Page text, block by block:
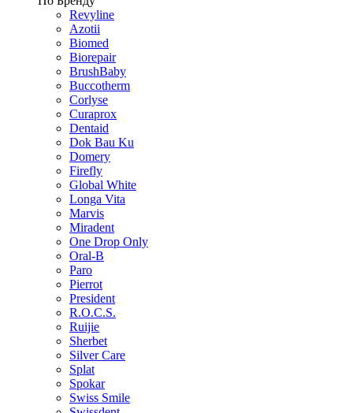
Revyline
Azotii
Biomed
Biorepair
BrushBaby
Buccotherm
Corlyse
Curaprox
Dentaid
Dok Bau Ku
Domery
Firefly
Global White
Longa Vita
Marvis
Miradent
One Drop Only
Oral-B
Paro
Pierrot
President
R.O.C.S.
Ruijie
Sherbet
Silver Care
Splat
Spokar
Swiss Smile